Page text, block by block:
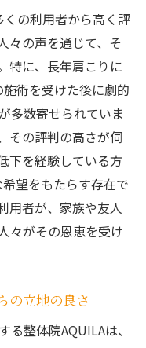
快適な生活を手に
術の流れ
する整体プログ
ための施術
善の提案
向上
い未来
整体院AQUILAの
ウハウ
り改善法
の利用者から高く評
々の声を通じて、そ
特に、長年肩こりに
術を受けた後に劇的
多数寄せられていま
その評判の高さが伺
下を経験している方
望をもたらす存在で
用者が、家族や友人
々がその恩恵を受け
の立地の良さ
整体院AQUILAは、